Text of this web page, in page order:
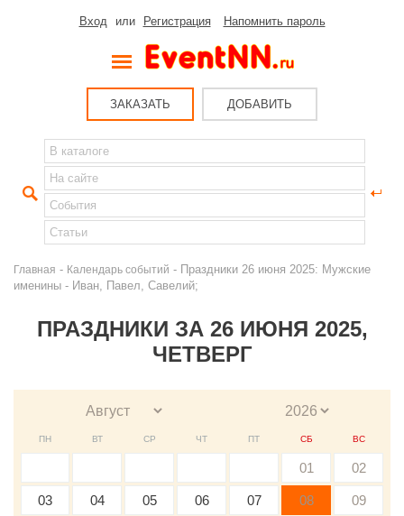
Вход или Регистрация Напомнить пароль
ЗАКАЗАТЬ ДОБАВИТЬ
Главная - Календарь событий - Праздники 26 июня 2025: Мужские
именины - Иван, Павел, Савелий;
ПРАЗДНИКИ ЗА 26 ИЮНЯ 2025,
ЧЕТВЕРГ
ПН ВТ СР ЧТ ПТ СБ ВС
01 02
03 04 05 06 07 08 09